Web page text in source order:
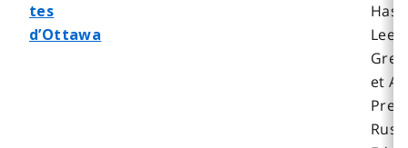
tes
d’Ottawa
et